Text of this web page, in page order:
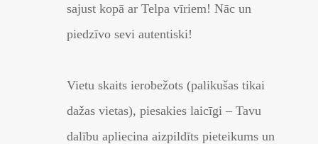
sajust kopā ar Telpa vīriem! Nāc un
piedzīvo sevi autentiski!
Vietu skaits ierobežots (palikušas tikai
dažas vietas), piesakies laicīgi – Tavu
dalību apliecina aizpildīts pieteikums un